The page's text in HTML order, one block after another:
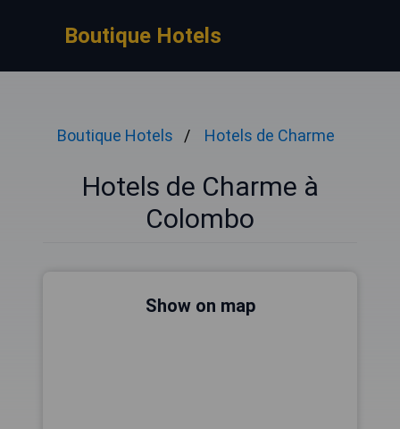
Boutique Hotels
Boutique Hotels Hotels de Charme
Hotels de Charme à
Colombo
Show on map